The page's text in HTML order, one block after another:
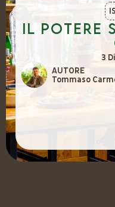
Il potere
3
AUTORE
Tommaso